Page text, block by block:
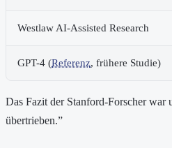
Westlaw AI-Assisted Research
GPT-4 (Referenz, frühere Studie)
Das Fazit der Stanford-Forscher war
übertrieben.”